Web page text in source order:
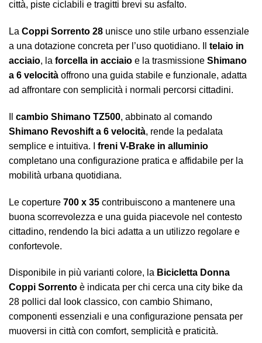
città, piste ciclabili e tragitti brevi su asfalto.
La Coppi Sorrento 28 unisce uno stile urbano essenziale
a una dotazione concreta per l’uso quotidiano. Il telaio in
acciaio, la forcella in acciaio e la trasmissione Shimano
a 6 velocità offrono una guida stabile e funzionale, adatta
ad affrontare con semplicità i normali percorsi cittadini.
cambio Shimano TZ500, abbinato al comando
Shimano Revoshift a 6 velocità, rende la pedalata
semplice e intuitiva. I freni V-Brake in alluminio
completano una configurazione pratica e affidabile per la
mobilità urbana quotidiana.
Le coperture 700 x 35 contribuiscono a mantenere una
buona scorrevolezza e una guida piacevole nel contesto
cittadino, rendendo la bici adatta a un utilizzo regolare e
confortevole.
Disponibile in più varianti colore, la Bicicletta Donna
Coppi Sorrento è indicata per chi cerca una city bike da
28 pollici dal look classico, con cambio Shimano,
componenti essenziali e una configurazione pensata per
muoversi in città con comfort, semplicità e praticità.